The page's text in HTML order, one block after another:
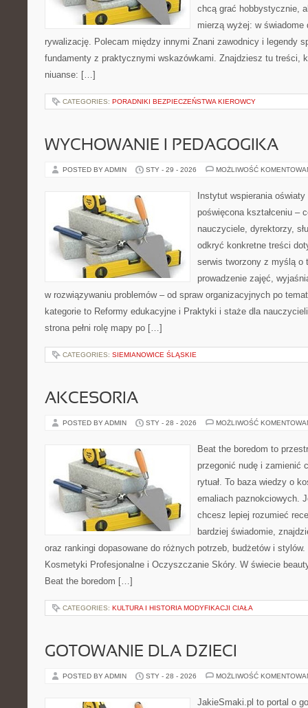
chcą grać hobbystycznie,
mierzą wyżej: w
rywalizację. Polecam między innymi Znani zawodnicy i legendy
fundamenty z praktycznymi wskazówkami. Znajdziesz tu treści,
niuanse: […]
CATEGORIES: PORADNIKI BEZPIECZEŃSTWA KIEROWCY
WYCHOWANIE I PEDAGOGIKA
POSTED BY ADMIN STY - 29 - 2026 MOŻLIWOŚĆ
Instytut wspierania
poświęcona kształceniu –
nauczyciele, dyrektorzy,
odkryć konkretne treści
serwis tworzony z myślą o
prowadzenie zajęć,
w rozwiązywaniu problemów – od spraw organizacyjnych po
kategorie to Reformy edukacyjne i Praktyki i staże dla
strona pełni rolę mapy po […]
CATEGORIES: SIEMIANOWICE ŚLĄSKIE
AKCESORIA
POSTED BY ADMIN STY - 28 - 2026 MOŻLIWOŚĆ
Beat the boredom to
przegonić nudę i zamienić
rytuał. To baza wiedzy o
emaliach paznokciowych.
chcesz lepiej rozumieć
bardziej świadomie,
oraz rankingi dopasowane do różnych potrzeb, budżetów i
Kosmetyki Profesjonalne i Oczyszczanie Skóry. W świecie
Beat the boredom […]
CATEGORIES: KULTURA I HISTORIA MODYFIKACJI CIAŁA
GOTOWANIE DLA DZIECI
POSTED BY ADMIN STY - 28 - 2026 MOŻLIWOŚĆ
JakieSmaki.pl to portal o